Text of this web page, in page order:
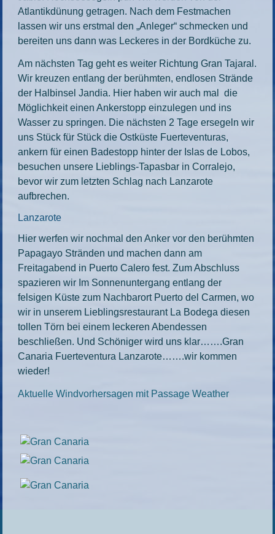
Atlantikdünung getragen. Nach dem Festmachen
lassen wir uns erstmal den „Anleger“ schmecken und
bereiten uns dann was Leckeres in der Bordküche zu.
Am nächsten Tag geht es weiter Richtung Gran Tajaral.
Wir kreuzen entlang der berühmten, endlosen Strände
der Halbinsel Jandia. Hier haben wir auch mal die
Möglichkeit einen Ankerstopp einzulegen und ins
Wasser zu springen. Die nächsten 2 Tage ersegeln wir
uns Stück für Stück die Ostküste Fuerteventuras,
ankern für einen Badestopp hinter der Islas de Lobos,
besuchen unsere Lieblings-Tapasbar in Corralejo,
bevor wir zum letzten Schlag nach Lanzarote
aufbrechen.
Lanzarote
Hier werfen wir nochmal den Anker vor den berühmten
Papagayo Stränden und machen dann am
Freitagabend in Puerto Calero fest. Zum Abschluss
spazieren wir Im Sonnenuntergang entlang der
felsigen Küste zum Nachbarort Puerto del Carmen, wo
wir in unserem Lieblingsrestaurant La Bodega diesen
tollen Törn bei einem leckeren Abendessen
beschließen. Und Schöniger wird uns klar…….Gran
Canaria Fuerteventura Lanzarote…….wir kommen
wieder!
Aktuelle Windvorhersagen mit Passage Weather